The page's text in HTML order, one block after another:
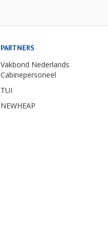
PARTNERS
Vakbond Nederlands
Cabinepersoneel
TUI
NEWHEAP